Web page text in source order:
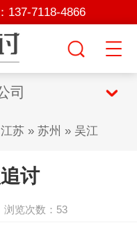
137-7118-4866
司
江苏 » 苏州 » 吴江
讨
浏览次数： 53